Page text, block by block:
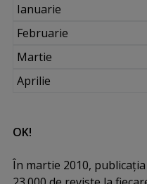
Ianuarie
Februarie
Martie
Aprilie
OK!
În martie 2010,